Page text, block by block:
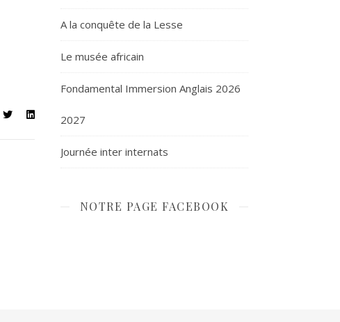
A la conquête de la Lesse
Le musée africain
Fondamental Immersion Anglais 2026
2027
Journée inter internats
NOTRE PAGE FACEBOOK